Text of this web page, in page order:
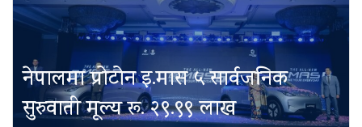
नेपालमा प्रोटोन इ.मास ५ सार्वजनिक
सुरुवाती मूल्य रू. २९.९९ लाख